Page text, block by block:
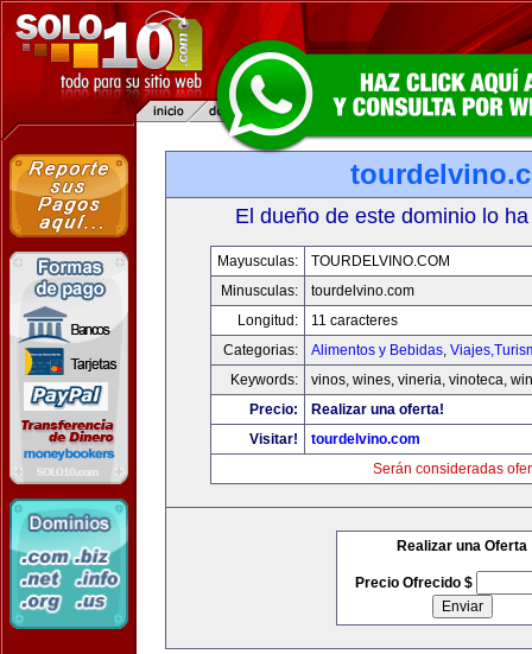
El dueño de este dominio lo
Mayusculas:
TOURDELVINO.COM
Minusculas:
tourdelvino.com
Longitud:
11 caracteres
Categorias:
Alimentos y Bebidas,
Keywords:
vinos, wines, vineria, vinoteca,
Precio:
Realizar una oferta!
Visitar!
tourdelvino.com
Serán consideradas
Realizar una Oferta
Precio Ofrecido $